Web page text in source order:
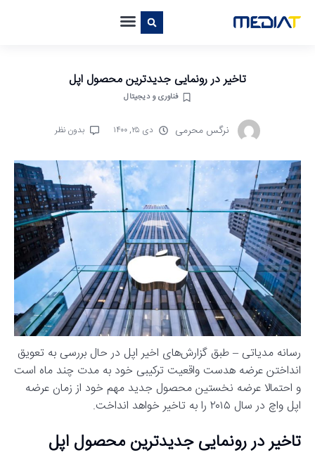
تاخیر در رونمایی جدیدترین محصول اپل
فناوری و دیجیتال
نرگس محرمی دی ۲۵, ۱۴۰۰ بدون نظر
رسانه مدیاتی – طبق گزارش‌های اخیر اپل در حال بررسی به تعویق
انداختن عرضه هدست واقعیت ترکیبی خود به مدت چند ماه است
و احتمالا عرضه نخستین محصول جدید مهم خود از زمان عرضه
اپل واچ در سال ۲۰۱۵ را به تاخیر خواهد انداخت.
تاخیر در رونمایی جدیدترین محصول اپل